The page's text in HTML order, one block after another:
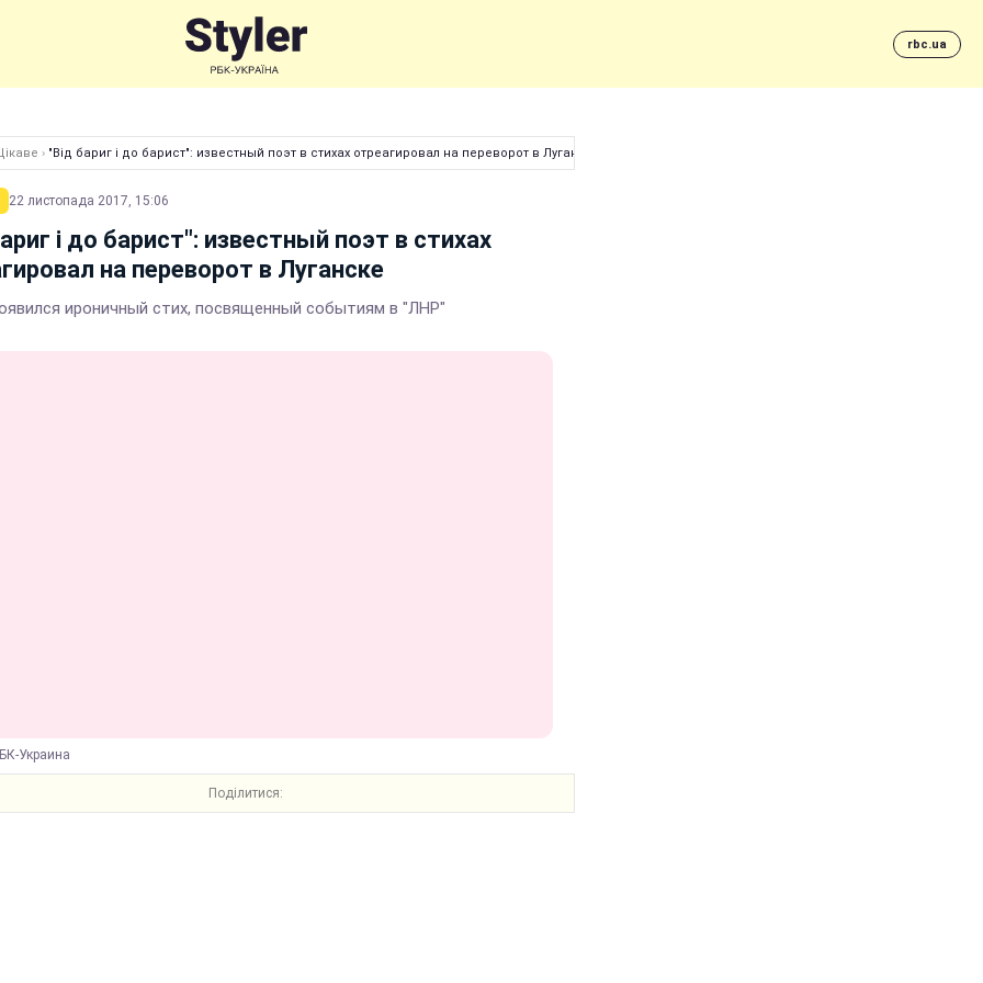
rbc.ua
› "Від бариг і до барист": известный поэт в стихах отреагировал на переворот в Луганске
22 листопада 2017, 15:06
і до барист": известный поэт в стихах
на переворот в Луганске
ироничный стих, посвященный событиям в "ЛНР"
Украина
Поділитися: